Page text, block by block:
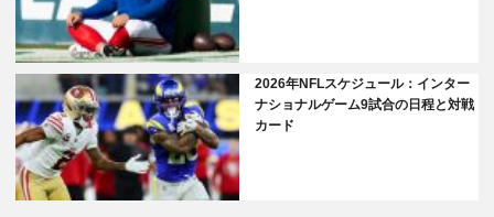
2026年NFLスケジュール：インター
ナショナルゲーム9試合の日程と対戦
カード